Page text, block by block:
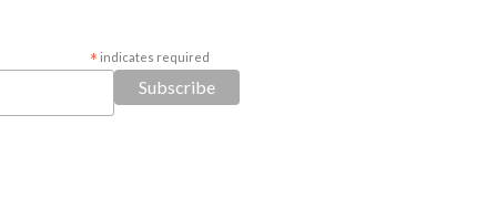
* indicates required